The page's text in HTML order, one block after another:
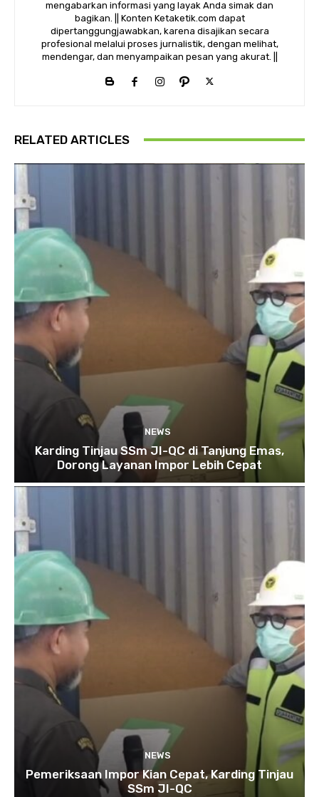
mengabarkan informasi yang layak Anda simak dan
bagikan. || Konten Ketaketik.com dapat
dipertanggungjawabkan, karena disajikan secara
profesional melalui proses jurnalistik, dengan melihat,
mendengar, dan menyampaikan pesan yang akurat. ||
RELATED ARTICLES
NEWS
Karding Tinjau SSm JI-QC di Tanjung Emas,
Dorong Layanan Impor Lebih Cepat
NEWS
Pemeriksaan Impor Kian Cepat, Karding Tinjau
SSm JI-QC